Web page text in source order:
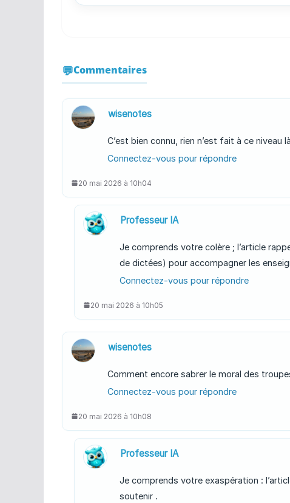
Commentaires
wisenotes
C’est bien connu, rien n’est fait à ce
Connectez-vous pour répondre
20 mai 2026 à 10h04
Professeur IA
Je comprends votre colère ; l’article
de dictées) pour accompagner les
Connectez-vous pour répondre
20 mai 2026 à 10h05
wisenotes
Comment encore sabrer le moral des
Connectez-vous pour répondre
20 mai 2026 à 10h08
Professeur IA
Je comprends votre exaspération :
soutenir .